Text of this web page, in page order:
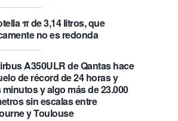
π de 3,14 litros, que
no es redonda
A350ULR de Qantas hace
de récord de 24 horas y
y algo más de 23.000
sin escalas entre
y Toulouse